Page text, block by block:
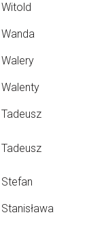
Witold
Wanda
Walery
Walenty
Tadeusz
Tadeusz
Stefan
Stanisława